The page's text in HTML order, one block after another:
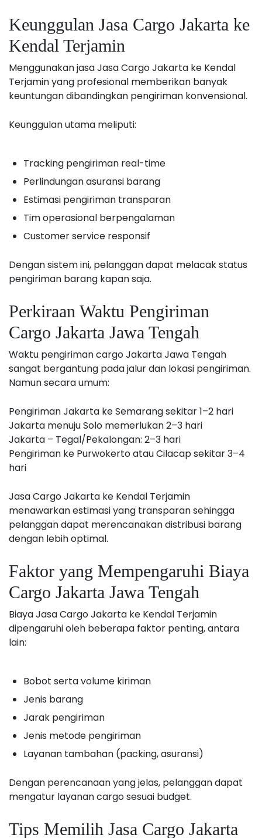
Keunggulan Jasa Cargo Jakarta ke
Kendal Terjamin
Menggunakan jasa Jasa Cargo Jakarta ke Kendal
Terjamin yang profesional memberikan banyak
keuntungan dibandingkan pengiriman konvensional.
Keunggulan utama meliputi:
Tracking pengiriman real-time
Perlindungan asuransi barang
Estimasi pengiriman transparan
Tim operasional berpengalaman
Customer service responsif
Dengan sistem ini, pelanggan dapat melacak status
pengiriman barang kapan saja.
Perkiraan Waktu Pengiriman
Cargo Jakarta Jawa Tengah
Waktu pengiriman cargo Jakarta Jawa Tengah
sangat bergantung pada jalur dan lokasi pengiriman.
Namun secara umum:
Pengiriman Jakarta ke Semarang sekitar 1–2 hari
Jakarta menuju Solo memerlukan 2–3 hari
Jakarta – Tegal/Pekalongan: 2–3 hari
Pengiriman ke Purwokerto atau Cilacap sekitar 3–4
hari
Jasa Cargo Jakarta ke Kendal Terjamin
menawarkan estimasi yang transparan sehingga
pelanggan dapat merencanakan distribusi barang
dengan lebih optimal.
Faktor yang Mempengaruhi Biaya
Cargo Jakarta Jawa Tengah
Biaya Jasa Cargo Jakarta ke Kendal Terjamin
dipengaruhi oleh beberapa faktor penting, antara
lain:
Bobot serta volume kiriman
Jenis barang
Jarak pengiriman
Jenis metode pengiriman
Layanan tambahan (packing, asuransi)
Dengan perencanaan yang jelas, pelanggan dapat
mengatur layanan cargo sesuai budget.
Tips Memilih Jasa Cargo Jakarta